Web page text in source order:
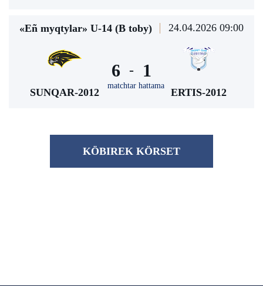
«Eñ myqtylar» U-14 (В toby) 24.04.2026 09:00
SUNQAR-2012
6 -
matchtar hattama
1
ERTIS-2012
KÖBІREK KÖRSET